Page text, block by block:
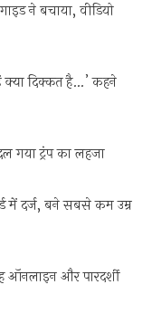
ने बचाया, वीडियो
क्या दिक्कत है…’ कहने
गया ट्रंप का लहजा
में दर्ज, बने सबसे कम उम्र
ऑनलाइन और पारदर्शी